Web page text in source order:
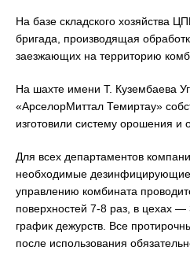
На базе складского хозяйства
бригада, производящая
заезжающих на территорию
На шахте имени Т. Кузембаева
«АрселорМиттал Темиртау»
изготовили систему орошения и
Для всех департаментов
необходимые дезинфицирующие
управлению комбината
поверхностей 7-8 раз, в цехах
график дежурств. Все
после использования